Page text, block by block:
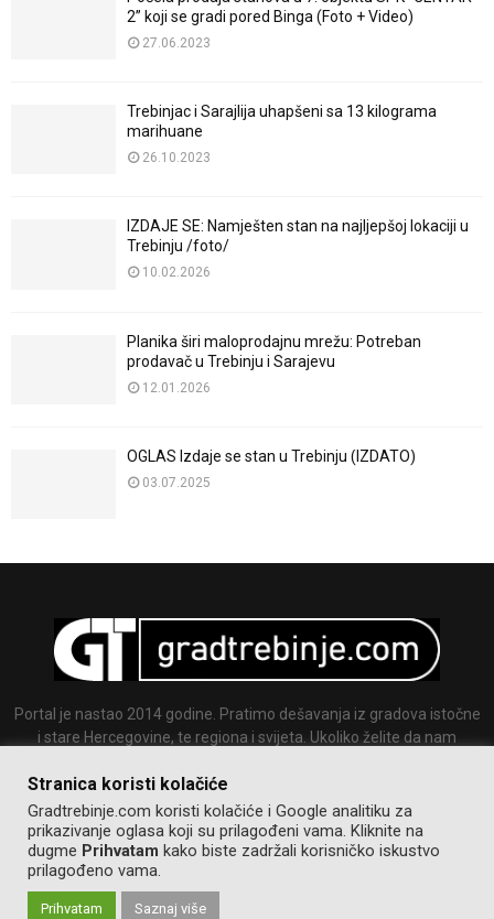
2” koji se gradi pored Binga (Foto + Video)
27.06.2023
Trebinjac i Sarajlija uhapšeni sa 13 kilograma
marihuane
26.10.2023
IZDAJE SE: Namješten stan na najljepšoj lokaciji u
Trebinju /foto/
10.02.2026
Planika širi maloprodajnu mrežu: Potreban
prodavač u Trebinju i Sarajevu
12.01.2026
OGLAS Izdaje se stan u Trebinju (IZDATO)
03.07.2025
Portal je nastao 2014 godine. Pratimo dešavanja iz gradova istočne
i stare Hercegovine, te regiona i svijeta. Ukoliko želite da nam
Email: info@gradtrebinje.com
Stranica koristi kolačiće
Gradtrebinje.com koristi kolačiće i Google analitiku za
prikazivanje oglasa koji su prilagođeni vama. Kliknite na
dugme Prihvatam kako biste zadržali korisničko iskustvo
prilagođeno vama.
Prihvatam Saznaj više